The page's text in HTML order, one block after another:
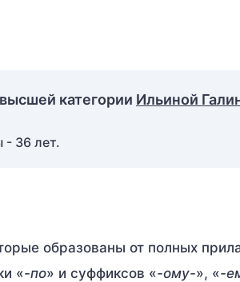
категории Ильиной
- 36 лет.
образованы от полных
«-по» и суффиксов «-ому-», «-